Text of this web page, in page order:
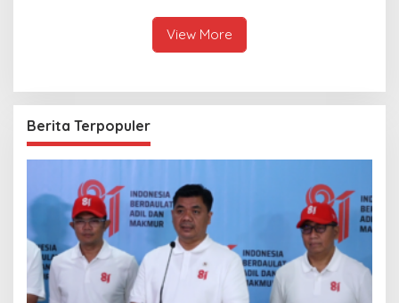
Kasus Rudapksa Sampai
Anaknya Hamil
View More
Berita Terpopuler